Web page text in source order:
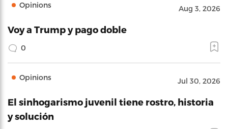
Opinions Aug 3, 2026
Voy a Trump y pago doble
0
Opinions Jul 30, 2026
El sinhogarismo juvenil tiene rostro, historia
y solución